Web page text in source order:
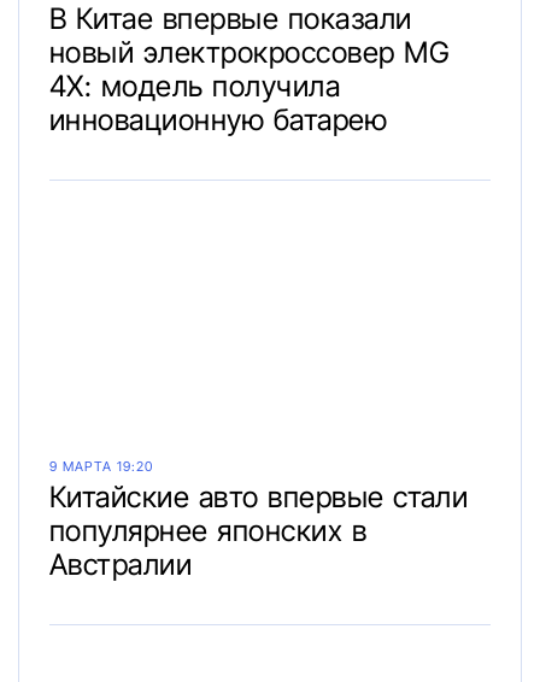
В Китае впервые показали
новый электрокроссовер MG
4X: модель получила
инновационную батарею
9 МАРТА 19:20
Китайские авто впервые стали
популярнее японских в
Австралии